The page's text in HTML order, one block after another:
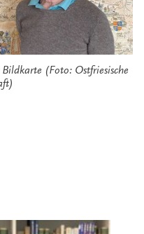
(Foto: Ostfriesische